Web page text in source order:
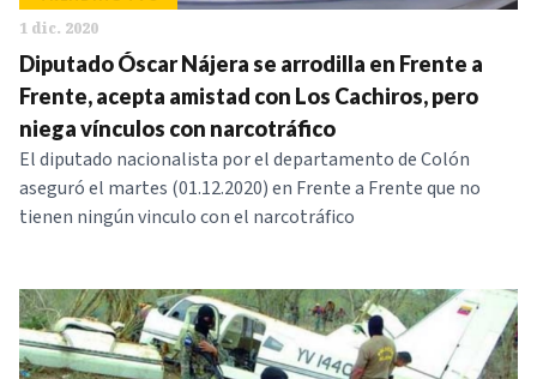
Categorias:
NOTICIAS
SERIES
1 dic. 2020
Diputado Óscar Nájera se arrodilla en Frente a
Frente, acepta amistad con Los Cachiros, pero
niega vínculos con narcotráfico
El diputado nacionalista por el departamento de Colón
aseguró el martes (01.12.2020) en Frente a Frente que no
tienen ningún vinculo con el narcotráfico